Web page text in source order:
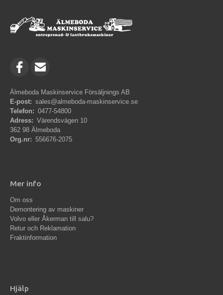
Älmeboda Maskinservice Försäljnings AB
E-post: sales@almeboda-maskinservice.se
Telefon: 0477-54800
Adress: Värendsvägen 10
362 98 Älmeboda
Org.nr: 556676-2075
Mer info
Om oss
Demontering av maskiner
Volvo eller Åkerman till salu?
Retur och Reklamation
Fraktinformation
Hjälp